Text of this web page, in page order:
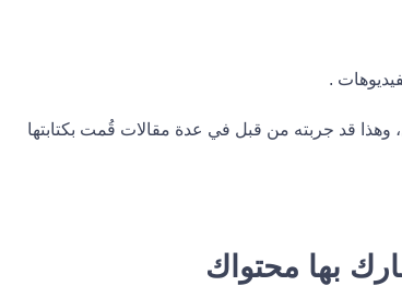
.
وهذا قد جربته من قبل في عدة مقالات قُمت بكتابتها